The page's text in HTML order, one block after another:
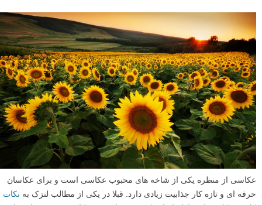
عکاسی از منظره یکی از شاخه های محبوب عکاسی است و برای عکاسان
حرفه ای و تازه کار جذابیت زیادی دارد. قبلا در یکی از مطالب لنزک به نکات